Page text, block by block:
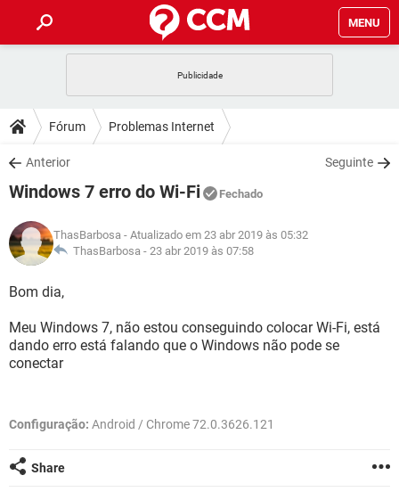
MENU
CELULAR FACEBOOK
OUTLOOK
INSTAGRAM GMAIL
GUIA DE COMPRAS
DICAS
JOGOS WHATSAPP
INSTAGRAM GMAIL
GUIA DE COMPRAS
DOWNLOADS
JOGOS WHATSAPP
CELULAR
OUTLOOK EXCEL
INSTAGRAM
JOGOS WHATSAPP
CELULAR
OUTLOOK
INSTAGRAM GMAIL
GUIA DE COMPRAS
GLOSSÁRIO
JOGOS
OUTLOOK EXCEL
Fórum Problemas Internet
Anterior Seguinte
Windows 7 erro do Wi-Fi Fechado
ThasBarbosa - Atualizado em 23 abr 2019 às 05:32
ThasBarbosa - 23 abr 2019 às 07:58
Bom dia,
Meu Windows 7, não estou conseguindo colocar Wi-Fi, está
dando erro está falando que o Windows não pode se
conectar
Configuração: Android / Chrome 72.0.3626.121
Share